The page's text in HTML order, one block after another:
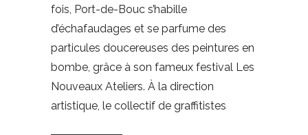
fois, Port-de-Bouc s’habille
d’échafaudages et se parfume des
particules doucereuses des peintures en
bombe, grâce à son fameux festival Les
Nouveaux Ateliers. À la direction
artistique, le collectif de graffitistes